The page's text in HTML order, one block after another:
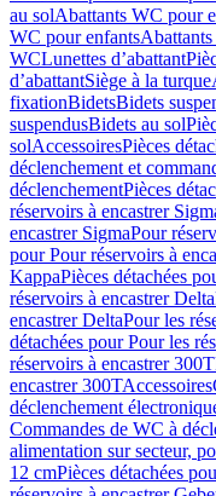
au solAbattants WC pour
WC pour enfants
WCLunettes d’abattant
d’abattantSiège à la turque
fixationBidetsBidets
suspendusBidets au sol
solAccessoiresPièces
déclenchement et
déclenchementPièces
réservoirs à encastrer
encastrer SigmaPour
pour Pour réservoirs à
KappaPièces détachées
réservoirs à encastrer Delta
encastrer DeltaPour les
détachées pour Pour les
réservoirs à encastrer 300T
encastrer 300TAccessoires
déclenchement
Commandes de WC à
alimentation sur secteur,
12 cmPièces détachées